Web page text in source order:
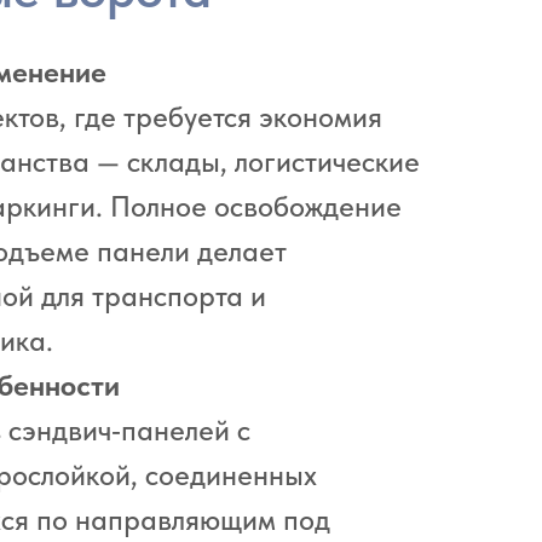
где требуется экономия
— склады, логистические
Полное освобождение
панели делает
для транспорта и
с
соединенных
по направляющим под